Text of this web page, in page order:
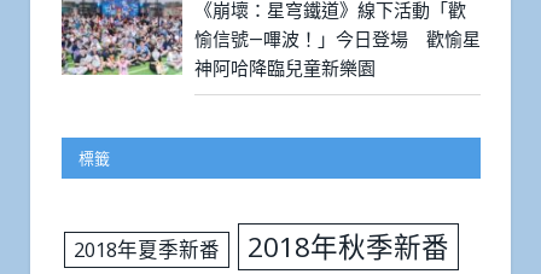
《崩壞：星穹鐵道》線下活動「歡
愉信號—嗶波！」今日登場 歡愉星
神阿哈降臨兒童新樂園
標籤
2018年夏季新番 2018年秋季新番